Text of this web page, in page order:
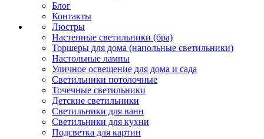
Блог
Контакты
Люстры
Настенные светильники (бра)
Торшеры для дома (напольные светильники)
Настольные лампы
Уличное освещение для дома и сада
Светильники потолочные
Точечные светильники
Детские светильники
Светильники для ванн
Светильники для кухни
Подсветка для картин